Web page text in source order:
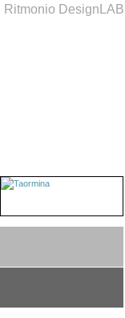
Ritmonio DesignLAB